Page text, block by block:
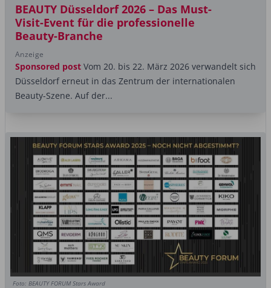
BEAUTY Düsseldorf 2026 – Das Must-
Visit-Event für die professionelle
Beauty-Branche
Anzeige
Sponsored post Vom 20. bis 22. März 2026 verwandelt sich
Düsseldorf erneut in das Zentrum der internationalen
Beauty-Szene. Auf der...
Foto: BEAUTY FORUM Stars Award